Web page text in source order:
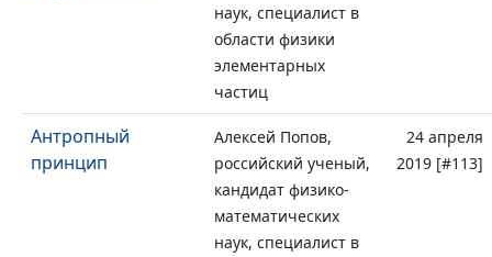
наук, специалист в
области физики
элементарных
частиц
Антропный
принцип
Алексей Попов,
российский ученый,
кандидат физико-
математических
наук, специалист в
24 апреля
2019 [#113]